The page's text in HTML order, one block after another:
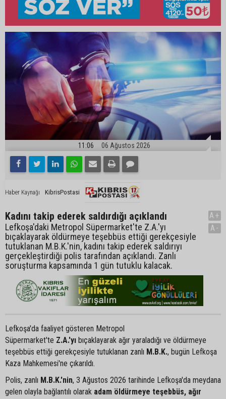
11:06 06 Ağustos 2026
Haber Kaynağı KibrisPostasi
Kadını takip ederek saldırdığı açıklandı
Lefkoşa'daki Metropol Süpermarket'te Z.A.'yı
bıçaklayarak öldürmeye teşebbüs ettiği gerekçesiyle
tutuklanan M.B.K.'nin, kadını takip ederek saldırıyı
gerçekleştirdiği polis tarafından açıklandı. Zanlı
soruşturma kapsamında 1 gün tutuklu kalacak.
A+
A-
Lefkoşa'da faaliyet gösteren Metropol
Süpermarket'te Z.A.'yı bıçaklayarak ağır yaraladığı ve öldürmeye
teşebbüs ettiği gerekçesiyle tutuklanan zanlı M.B.K., bugün Lefkoşa
Kaza Mahkemesi'ne çıkarıldı.
Polis, zanlı M.B.K.'nin, 3 Ağustos 2026 tarihinde Lefkoşa'da meydana
gelen olayla bağlantılı olarak adam öldürmeye teşebbüs, ağır